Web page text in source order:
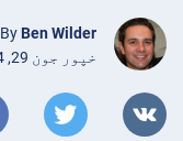
By Ben Wilder
خپور جون 29, 2024 • د ولولو لپاره 7 دقیقې